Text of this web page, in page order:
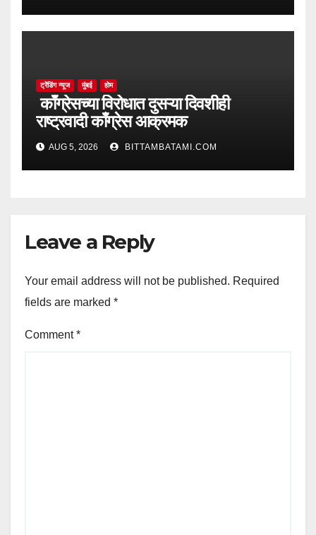
ट्रेंडिंग न्यूज मुंबई होम
काँग्रेसच्या विरोधात दुसऱ्या दिवशीही
राष्ट्रवादी काँग्रेस आक्रमक
AUG 5, 2026 BITTAMBATAMI.COM
Leave a Reply
Your email address will not be published. Required
fields are marked *
Comment*